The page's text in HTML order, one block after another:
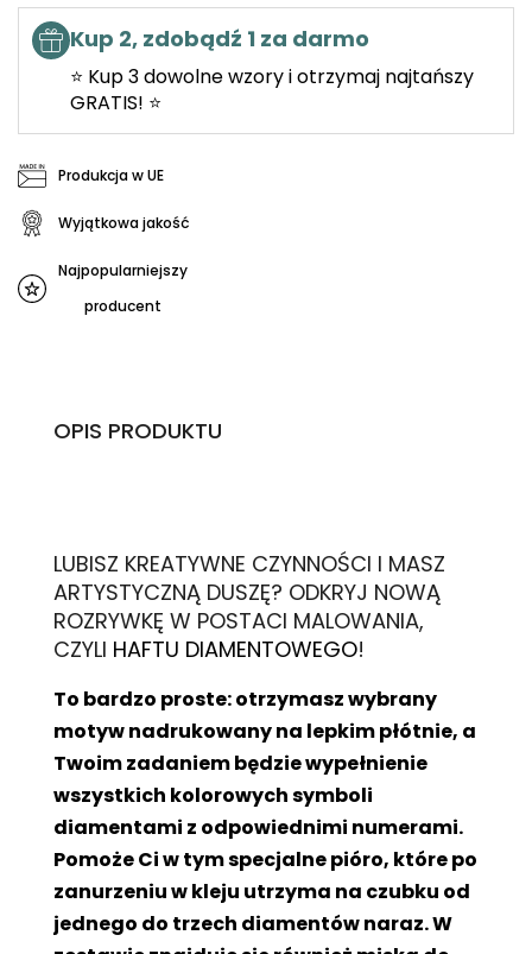
Kup 2, zdobądź 1 za darmo
⭐ Kup 3 dowolne wzory i otrzymaj najtańszy
GRATIS! ⭐
Produkcja w UE
Wyjątkowa jakość
Najpopularniejszy
producent
OPIS PRODUKTU
LUBISZ KREATYWNE CZYNNOŚCI I MASZ
ARTYSTYCZNĄ DUSZĘ? ODKRYJ NOWĄ
ROZRYWKĘ W POSTACI MALOWANIA,
CZYLI HAFTU DIAMENTOWEGO!
To bardzo proste: otrzymasz wybrany
motyw nadrukowany na lepkim płótnie, a
Twoim zadaniem będzie wypełnienie
wszystkich kolorowych symboli
diamentami z odpowiednimi numerami.
Pomoże Ci w tym specjalne pióro, które po
zanurzeniu w kleju utrzyma na czubku od
jednego do trzech diamentów naraz. W